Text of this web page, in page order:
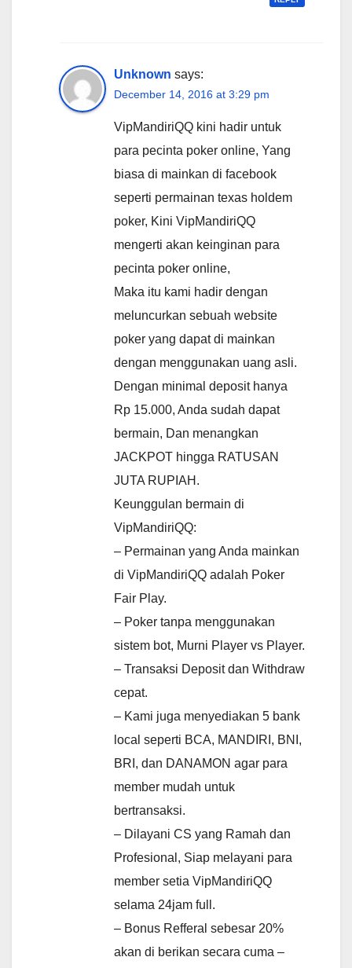
Unknown says:
December 14, 2016 at 3:29 pm
VipMandiriQQ kini hadir untuk
para pecinta poker online, Yang
biasa di mainkan di facebook
seperti permainan texas holdem
poker, Kini VipMandiriQQ
mengerti akan keinginan para
pecinta poker online,
Maka itu kami hadir dengan
meluncurkan sebuah website
poker yang dapat di mainkan
dengan menggunakan uang asli.
Dengan minimal deposit hanya
Rp 15.000, Anda sudah dapat
bermain, Dan menangkan
JACKPOT hingga RATUSAN
JUTA RUPIAH.
Keunggulan bermain di
VipMandiriQQ:
– Permainan yang Anda mainkan
di VipMandiriQQ adalah Poker
Fair Play.
– Poker tanpa menggunakan
sistem bot, Murni Player vs Player.
– Transaksi Deposit dan Withdraw
cepat.
– Kami juga menyediakan 5 bank
local seperti BCA, MANDIRI, BNI,
BRI, dan DANAMON agar para
member mudah untuk
bertransaksi.
– Dilayani CS yang Ramah dan
Profesional, Siap melayani para
member setia VipMandiriQQ
selama 24jam full.
– Bonus Refferal sebesar 20%
akan di berikan secara cuma –